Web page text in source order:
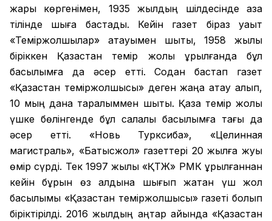
жарық көргенімен, 1935 жылдың шілдесінде қазақ
тілінде шыға бастады. Кейін газет біраз уақыт
«Теміржолшылар» атауымен шықты, 1958 жылы
біріккен Қазақстан темір жолы құрылғанда бұл
басылымға да әсер етті. Содан бастап газет
«Қазақстан теміржолшысы» деген жаңа атау алып,
10 мың дана таралыммен шықты. Қазақ темір жолы
үшке бөлінгенде бұл салалық басылымға тағы да
әсер етті. «Новь Турксиба», «Целинная
магистраль», «Батысжол» газеттері 20 жылға жуық
өмір сүрді. Тек 1997 жылы «ҚТЖ» РМК құрылғаннан
кейін бұрын өз алдына шығып жатқан үш жол
басылымы «Қазақстан теміржолшысы» газеті болып
біріктірілді. 2016 жылдың қаңтар айында «Қазақстан